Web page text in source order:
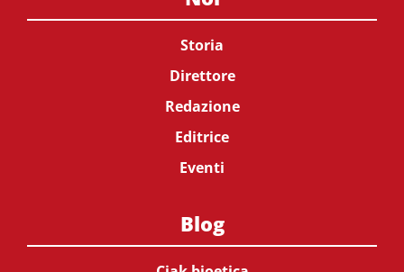
Storia
Direttore
Redazione
Editrice
Eventi
Blog